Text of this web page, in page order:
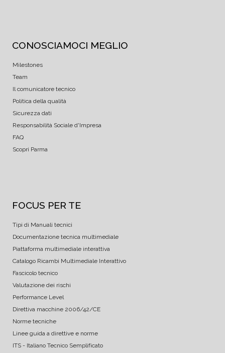
CONOSCIAMOCI MEGLIO
Milestones
Team
Il comunicatore tecnico
Politica della qualità
Sicurezza dati
Responsabilità Sociale d'Impresa
FAQ
Scopri Parma
FOCUS PER TE
Tipi di Manuali tecnici
Documentazione tecnica multimediale
Piattaforma multimediale interattiva
Catalogo Ricambi Multimediale Interattivo
Fascicolo tecnico
Valutazione dei rischi
Performance Level
Direttiva macchine 2006/42/CE
Norme tecniche
Linee guida a direttive e norme
ITS - Italiano Tecnico Semplificato